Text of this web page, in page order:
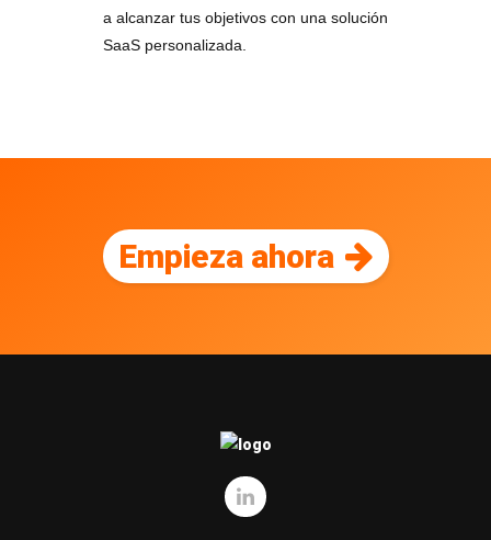
a alcanzar tus objetivos con una solución
SaaS personalizada.
Empieza ahora